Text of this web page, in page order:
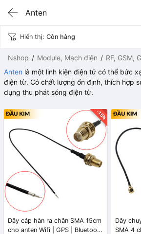
Anten
Nshop Module, Mạch điện
RF, GSM,
Anten là một linh kiện điện tử có thể bức
điện từ. Có chất lượng ổn định, thích hợp
dụng thu phát sóng điện từ.
Hiển thị: Còn hàng
-15%
Dây cáp hàn ra chân SMA 15cm
cho anten Wifi | GPS | Bluetooth
Dây
SMA 4